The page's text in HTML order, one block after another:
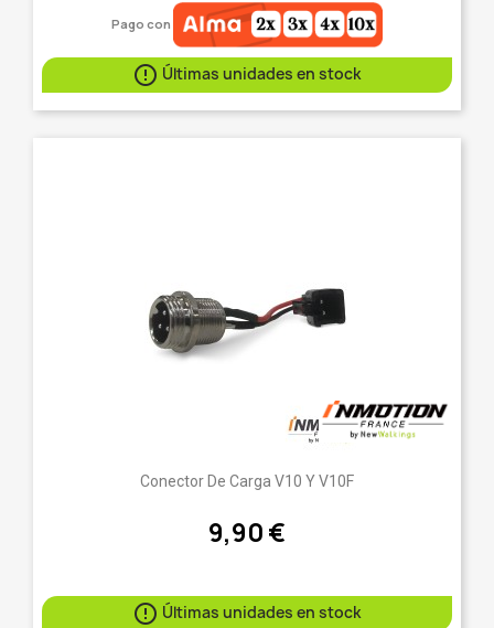
Pago con
 Últimas unidades en stock
Conector De Carga V10 Y V10F
9,90 €
 Últimas unidades en stock